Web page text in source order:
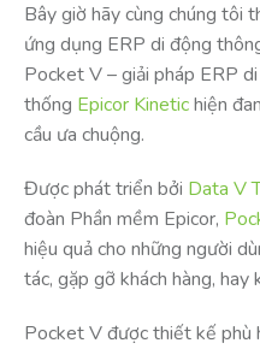
Bây giờ hãy cùng chúng tôi
ứng dụng ERP di động
Pocket V – giải pháp ERP
thống Epicor Kinetichiện
cầu ưa chuộng.
Được phát triển bởi Data V
đoàn Phần mềm Epicor,
hiệu quả cho những người
tác, gặp gỡ khách hàng,
Pocket V được thiết kế phù